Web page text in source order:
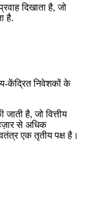
दिखाता है, जो
है.
केंद्रित निवेशकों के
है, जो वित्तीय
से अधिक
एक तृतीय पक्ष है।